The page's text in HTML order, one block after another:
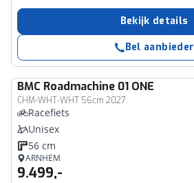
Bekijk details
Bel aanbieder
BMC Roadmachine 01 ONE
CHM-WHT-WHT 56cm 2027
Racefiets
Unisex
56 cm
ARNHEM
9.499,-